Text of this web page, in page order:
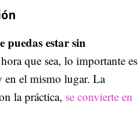
puedas estar sin
que sea, lo importante es
en el mismo lugar. La
la práctica, se convierte en